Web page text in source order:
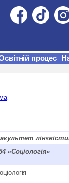
процес
«Соціологія»